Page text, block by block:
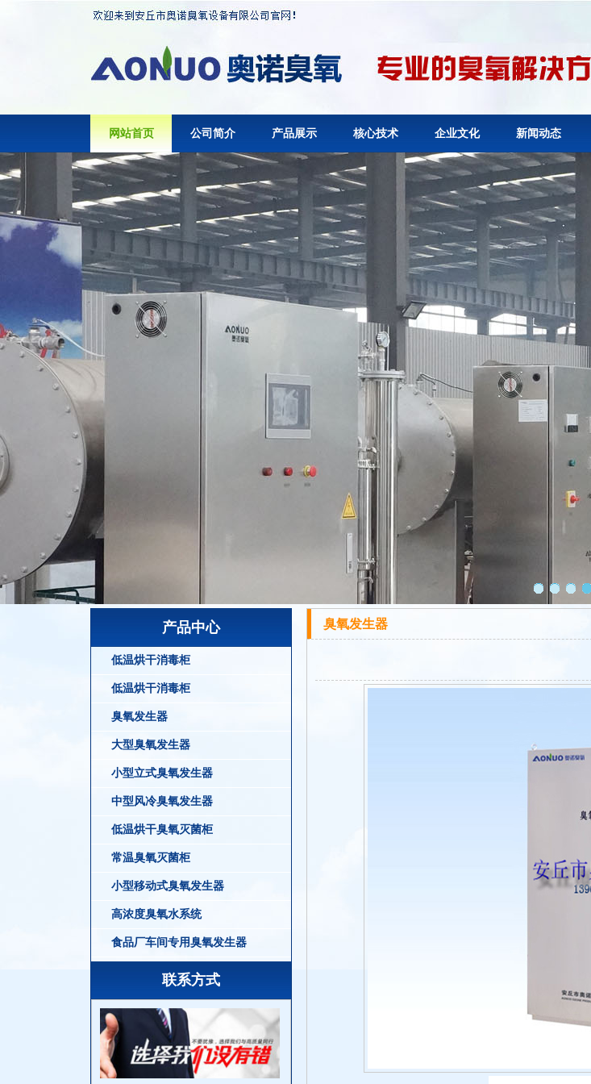
网站首页 公司简介 产品展示 核心技术 企业文化 新闻动态
产品中心
低温烘干消毒柜
低温烘干消毒柜
臭氧发生器
大型臭氧发生器
小型立式臭氧发生器
中型风冷臭氧发生器
低温烘干臭氧灭菌柜
常温臭氧灭菌柜
小型移动式臭氧发生器
高浓度臭氧水系统
食品厂车间专用臭氧发生器
联系方式
臭氧发生器